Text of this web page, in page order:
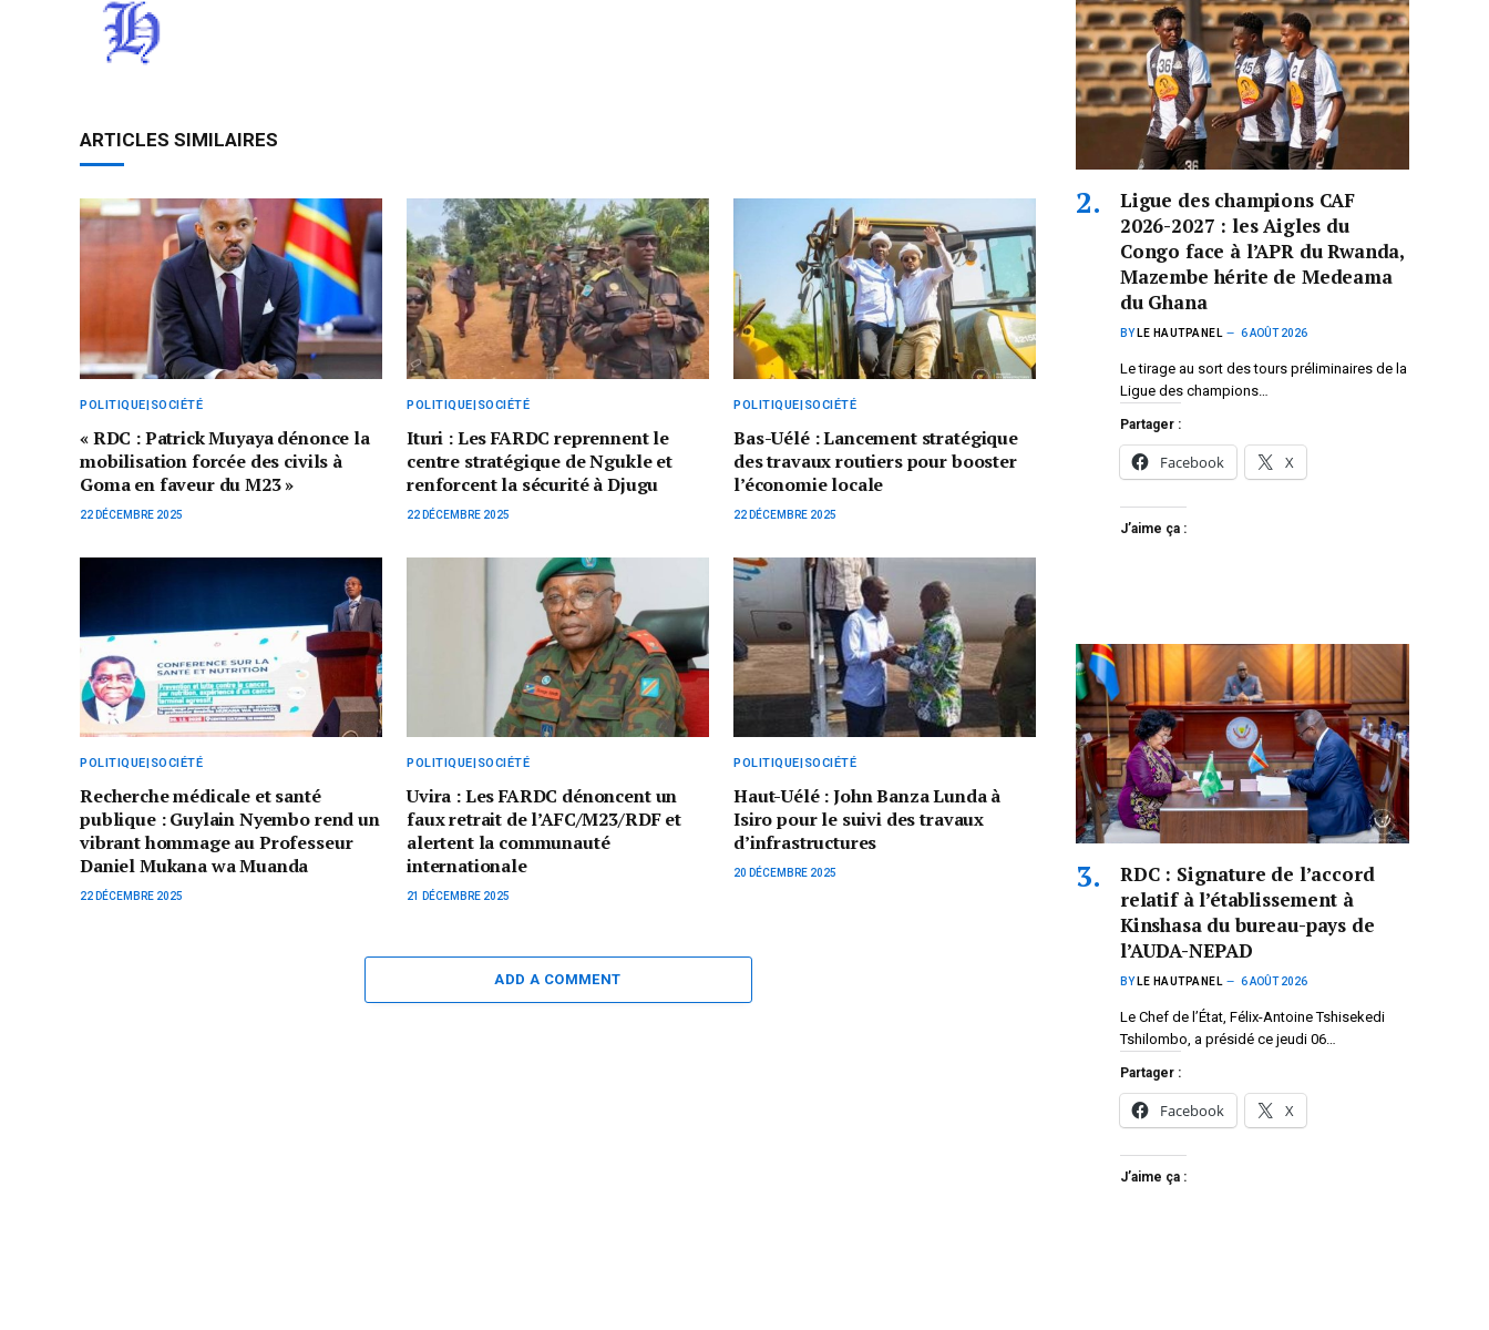
ARTICLES SIMILAIRES
POLITIQUE|SOCIÉTÉ
« RDC : Patrick Muyaya dénonce la
mobilisation forcée des civils à
Goma en faveur du M23 »
22 DÉCEMBRE 2025
POLITIQUE|SOCIÉTÉ
Ituri : Les FARDC reprennent le
centre stratégique de Ngukle et
renforcent la sécurité à Djugu
22 DÉCEMBRE 2025
POLITIQUE|SOCIÉTÉ
Bas-Uélé : Lancement stratégique
des travaux routiers pour booster
l’économie locale
22 DÉCEMBRE 2025
POLITIQUE|SOCIÉTÉ
Recherche médicale et santé
publique : Guylain Nyembo rend un
vibrant hommage au Professeur
Daniel Mukana wa Muanda
22 DÉCEMBRE 2025
POLITIQUE|SOCIÉTÉ
Uvira : Les FARDC dénoncent un
faux retrait de l’AFC/M23/RDF et
alertent la communauté
internationale
21 DÉCEMBRE 2025
POLITIQUE|SOCIÉTÉ
Haut-Uélé : John Banza Lunda à
Isiro pour le suivi des travaux
d’infrastructures
20 DÉCEMBRE 2025
ADD A COMMENT
Ligue des champions CAF
2026-2027 : les Aigles du
Congo face à l’APR du Rwanda,
Mazembe hérite de Medeama
du Ghana
BY LE HAUTPANEL 6 AOÛT 2026
Le tirage au sort des tours préliminaires de la
Ligue des champions…
Partager :
Facebook X
J’aime ça :
RDC : Signature de l’accord
relatif à l’établissement à
Kinshasa du bureau-pays de
l’AUDA-NEPAD
BY LE HAUTPANEL 6 AOÛT 2026
Le Chef de l’État, Félix-Antoine Tshisekedi
Tshilombo, a présidé ce jeudi 06…
Partager :
Facebook X
J’aime ça :